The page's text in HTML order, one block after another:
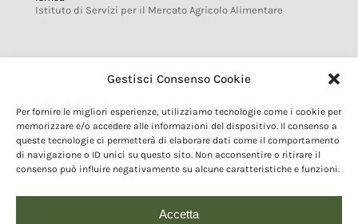
Gestisci Consenso Cookie
Per fornire le migliori esperienze, utilizziamo tecnologie come i cookie per
memorizzare e/o accedere alle informazioni del dispositivo. Il consenso a
queste tecnologie ci permetterà di elaborare dati come il comportamento
di navigazione o ID unici su questo sito. Non acconsentire o ritirare il
consenso può influire negativamente su alcune caratteristiche e funzioni.
Accetta
Istituto di Servizi per il Mercato Agricolo Alimentare
Glossario DOP IGP
Marchi DOP IGP
Normativa prodotti DOP IGP
Consorzi di Tutela
Farm To Fork e prodotti DOP IGP